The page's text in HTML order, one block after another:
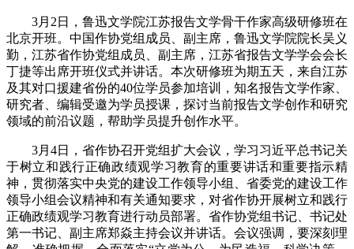
3月2日，鲁迅文学院江苏报告文学骨干作家高级研修班在
北京开班。中国作协党组成员、副主席，鲁迅文学院院长吴义
勤，江苏省作协党组成员、副主席，江苏省报告文学学会会长
丁捷等出席开班仪式并讲话。 本次研修班为期五天 ， 来自江苏
及其对口援建省份的40位学员参加培训 ， 知名报告文学作家、
研究者、编辑受邀为学员授课，探讨当前报告文学创作和研究
领域的前沿议题，帮助学员提升创作水平。
3月4日，省作协召开党组扩大会议，学习习近平总书记关
于树立和践行正确政绩观学习教育的重要讲话和重要指示精
神，贯彻落实中央党的建设工作领导小组、省委党的建设工作
领导小组会议精神和有关通知要求，对省作协开展树立和践行
正确政绩观学习教育进行动员部署。省作协党组书记、书记处
第一书记、副主席郑焱主持会议并讲话。会议强调，要深刻理